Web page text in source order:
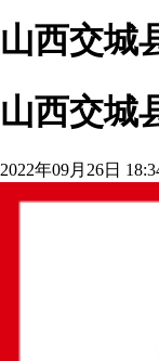
山西交城
山西交城
2022年09月26日